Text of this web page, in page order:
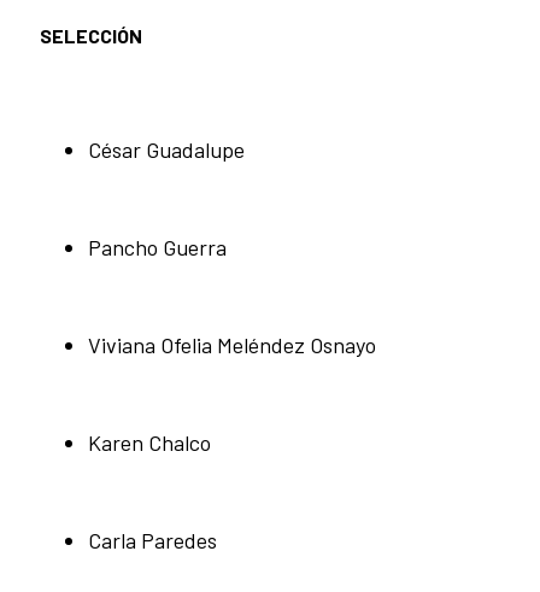
SELECCIÓN
César Guadalupe
Pancho Guerra
Viviana Ofelia Meléndez Osnayo
Karen Chalco
Carla Paredes